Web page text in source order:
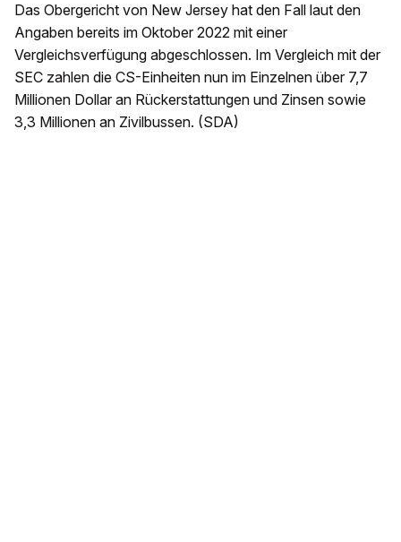
Das Obergericht von New Jersey hat den Fall laut den
Angaben bereits im Oktober 2022 mit einer
Vergleichsverfügung abgeschlossen. Im Vergleich mit der
SEC zahlen die CS-Einheiten nun im Einzelnen über 7,7
Millionen Dollar an Rückerstattungen und Zinsen sowie
3,3 Millionen an Zivilbussen. (SDA)